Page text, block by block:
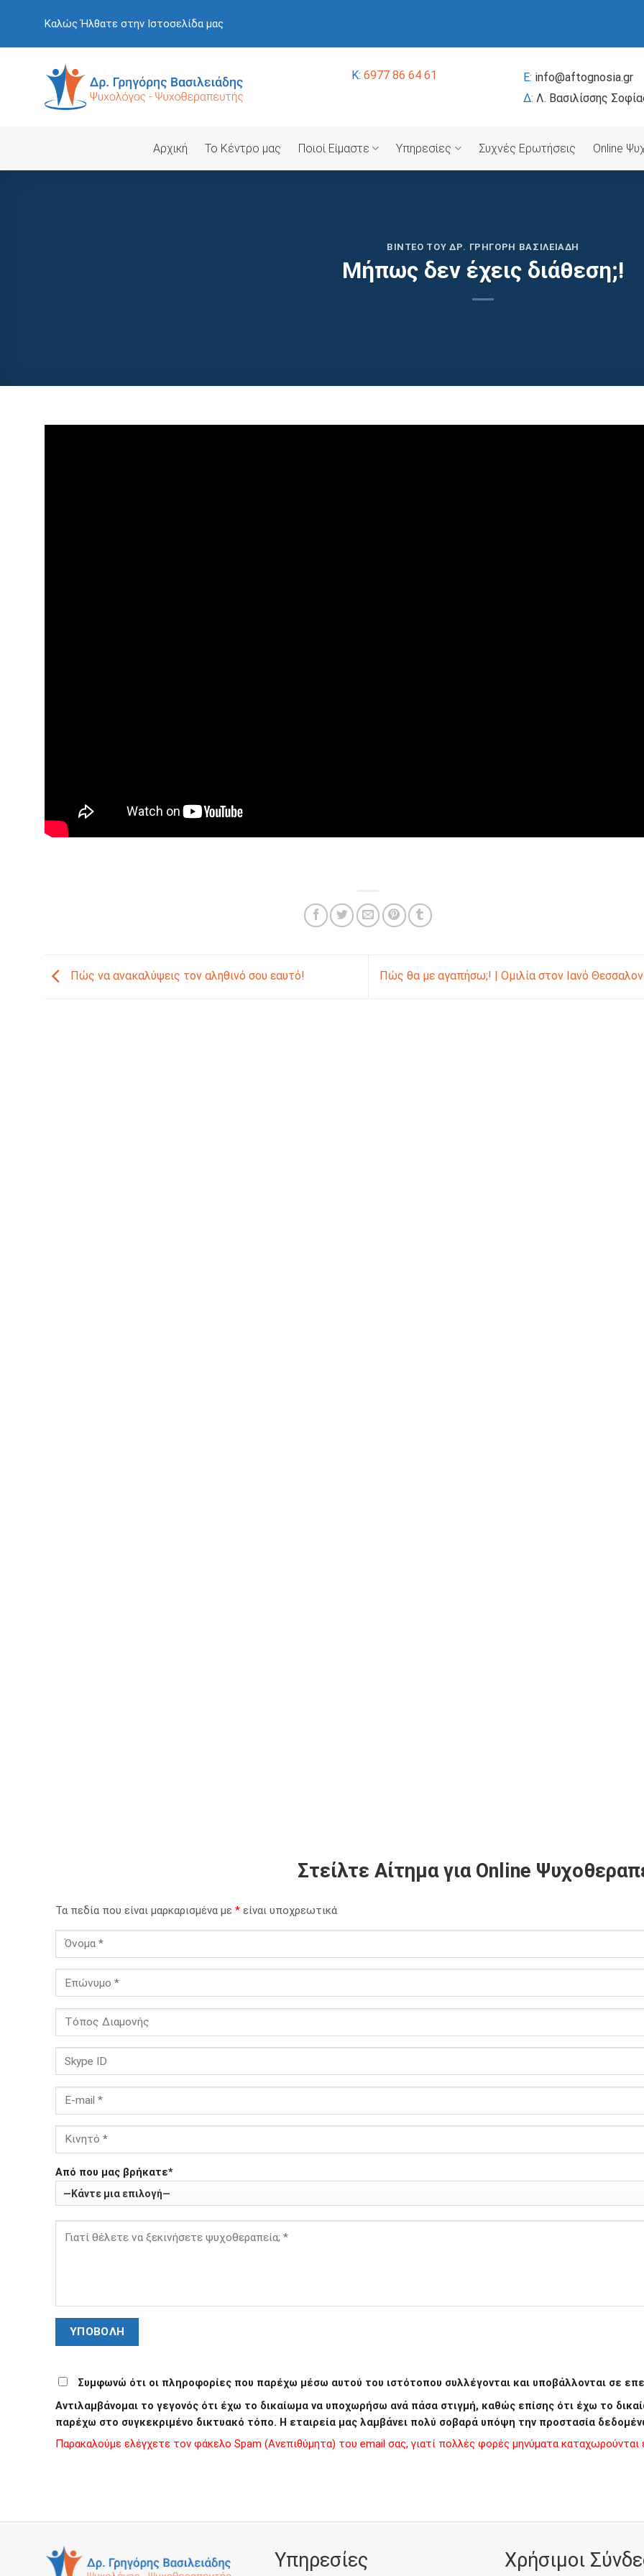
content
Καλώς Ήλθατε στην Ιστοσελίδα μας
K: 6977 86 64 61 E: info@aftognosia.gr
Δ: Λ. Βασιλίσσης
Αρχική Το Κέντρο μας Ποιοί Είμαστε Υπηρεσίες Συχνές Ερωτήσεις Online
ΒΊΝΤΕΟ ΤΟΥ ΔΡ. ΓΡΗΓΌΡΗ ΒΑΣΙΛΕΙΆΔΗ
Μήπως δεν έχεις διάθεση;!
Πώς να ανακαλύψεις τον αληθινό σου εαυτό! Πώς θα με αγαπήσω;! | Ομιλία στον Ιανό
Στείλτε Αίτημα για Online
Τα πεδία που είναι μαρκαρισμένα με * είναι υποχρεωτικά
Από που μας βρήκατε*
Συμφωνώ ότι οι πληροφορίες που παρέχω μέσω αυτού του ιστότοπου συλλέγονται και υποβάλλονται σε
Αντιλαμβάνομαι το γεγονός ότι έχω το δικαίωμα να υποχωρήσω ανά πάσα στιγμή, καθώς επίσης ότι έχω το
παρέχω στο συγκεκριμένο δικτυακό τόπο. Η εταιρεία μας λαμβάνει πολύ σοβαρά υπόψη την προστασία
Παρακαλούμε ελέγχετε τον φάκελο Spam (Ανεπιθύμητα) του email σας, γιατί πολλές φορές μηνύματα καταχωρούνται
Υπηρεσίες Χρήσιμοι